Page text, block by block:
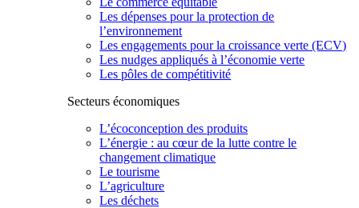
Les dépenses pour la protection de
l’environnement
Les engagements pour la croissance verte (ECV)
Les nudges appliqués à l’économie verte
Les pôles de compétitivité
Secteurs économiques
L’écoconception des produits
L’énergie : au cœur de la lutte contre le
changement climatique
Le tourisme
L’agriculture
Les déchets